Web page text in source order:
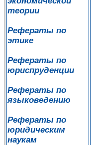
теории
Рефераты по
этике
Рефераты по
юриспруденции
Рефераты по
языковедению
Рефераты по
юридическим
наукам